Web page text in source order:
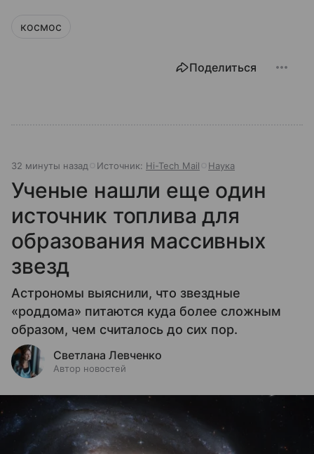
космос
Поделиться
32 минуты назад Источник: Hi-Tech Mail Наука
Ученые нашли еще один
источник топлива для
образования массивных
звезд
Астрономы выяснили, что звездные
«роддома» питаются куда более сложным
образом, чем считалось до сих пор.
Светлана Левченко
Автор новостей